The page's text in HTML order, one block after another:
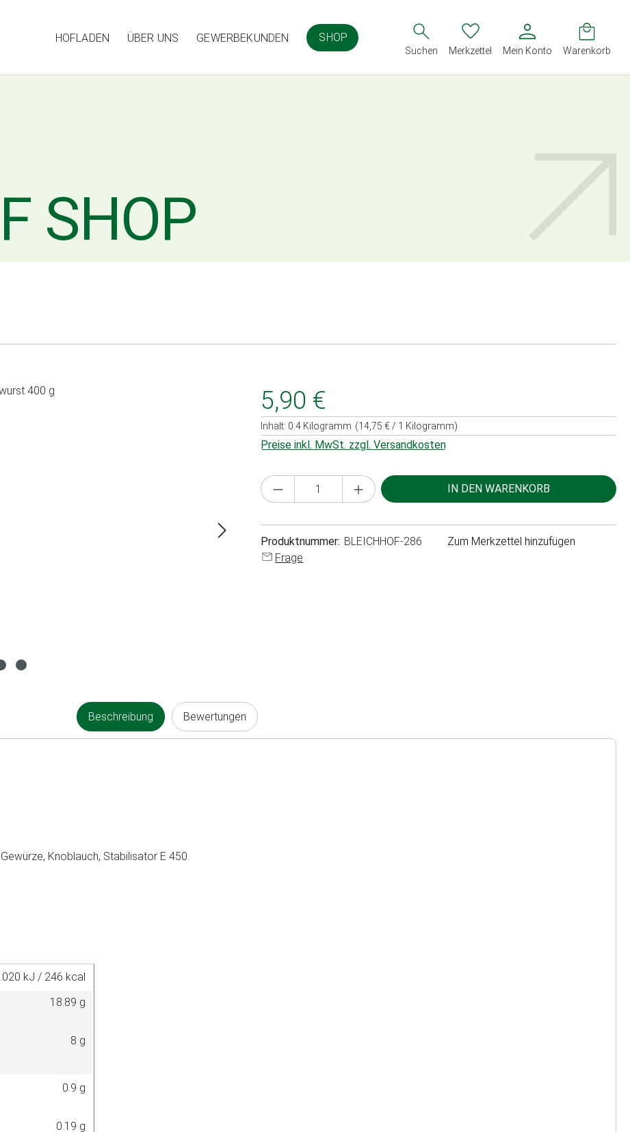
HOFLADEN ÜBER UNS GEWERBEKUNDEN SHOP
Suchen Merkzettel Mein Konto Warenkorb
SHOP
5,90 €
Inhalt: 0.4 Kilogramm (14,75 € / 1 Kilogramm)
Preise inkl. MwSt. zzgl. Versandkosten
Produkt Anzahl: Gib den gewünschten Wert ein
IN DEN WARENKORB
Produktnummer: BLEICHHOF-286
Zum Merkzettel hinzufügen
Frage
Beschreibung Bewertungen
Knoblauch, Stabilisator E 450.
kJ / 246 kcal
18.89 g
8 g
0.9 g
0.19 g